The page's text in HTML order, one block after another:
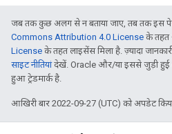
जब तक कुछ अलग से न बताया जाए, तब तक इस पेज
Commons Attribution 4.0 License के तहत
License के तहत लाइसेंस मिला है. ज़्यादा
साइट नीतियांदेखें. Oracle और/या इससे जुड़ी हुई
हुआ ट्रेडमार्क है.
आखिरी बार 2022-09-27 (UTC) को अपडेट